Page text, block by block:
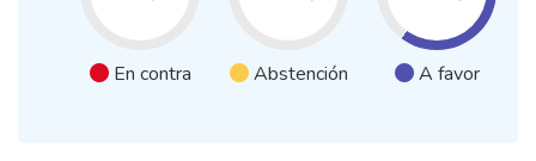
En contra Abstención A favor